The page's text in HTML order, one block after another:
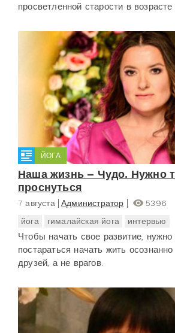
просветленной старости в
ЙОГА
Наша жизнь – Чудо. Нужно
проснуться
7 августа Администратор
5396
йога
гималайская йога интервью
Чтобы начать свое развитие, нужно
постараться начать жить
друзей, а не врагов.